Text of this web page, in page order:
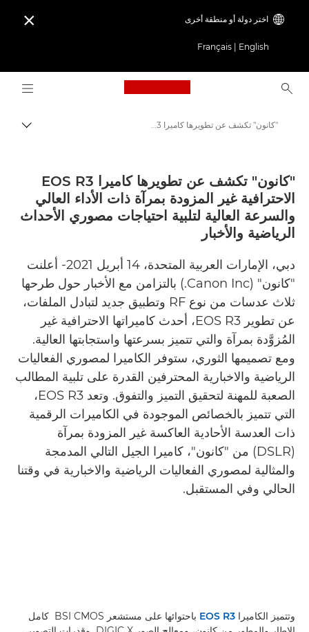
اختر دولة أو منطقة أخرى
English
Français

back to home page
مسار
المركز الصحفي لدى Canon
الإصدارات الصحفية - المركز الصحفي لدى Canon
"كانون" تكشف عن تطويرها كاميرا EOS R3 الاحترافية غير المزودة بمرآة ذات الأداء العالي والسرعة العالية لتلبية احتياجات مصوري الأحداث الرياضية والأخبار - مركز الصحافة- كانون
"كانون" تكشف عن تطويرها كاميرا EOS R3
الاحترافية غير المزودة بمرآة ذات الأداء العالي
والسرعة العالية لتلبية احتياجات مصوري الأحداث
الرياضية والأخبار
دبي، الإمارات العربية المتحدة، 14 أبريل 2021- أعلنت
"كانون" (Canon Inc.) بالتزامن مع الأخبار حول طرحها
ثلاث عدسات من نوع RF وتطبيق جديد لتبادل الملفات،
عن تطوير EOS R3، أحدث كاميراتها الاحترافية غير
المُزوَّدة بمرآة والتي تتميز بسرعتها واستجابتها العالية.
ومع تصميمها الثوري، ستوفر الكاميرا لمصوري الفعاليات
الرياضية والاخبارية المحترفين القدرة على تلبية المطالب
الصعبة للمهنة لتحقيق التميز والتفوق. وتعد EOS R3،
التي تتميز بالخصائص الموجودة في الكاميرات الرقمية
ذات العدسة الأحادية العاكسة غير المزودة بمرآة
(DSLR) من "كانون"، كاميرا الجيل التالي المدمجة
والمثالية لمصوري الفعاليات الرياضية والاخبارية في وقتنا
الحالي وفي المستقبل.
وتتميز الكاميرا EOS R3
باحتوائها على مستشعر BSI CMOS كامل